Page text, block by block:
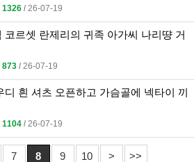
1326 l 26-07-19
코르셋 란제리의 귀족 아가씨 나리땽 거
873 l 26-07-19
디 흰 셔츠 오픈하고 가슴골에 넥타이 끼
1104 l 26-07-19
7 8 9 10 > >>